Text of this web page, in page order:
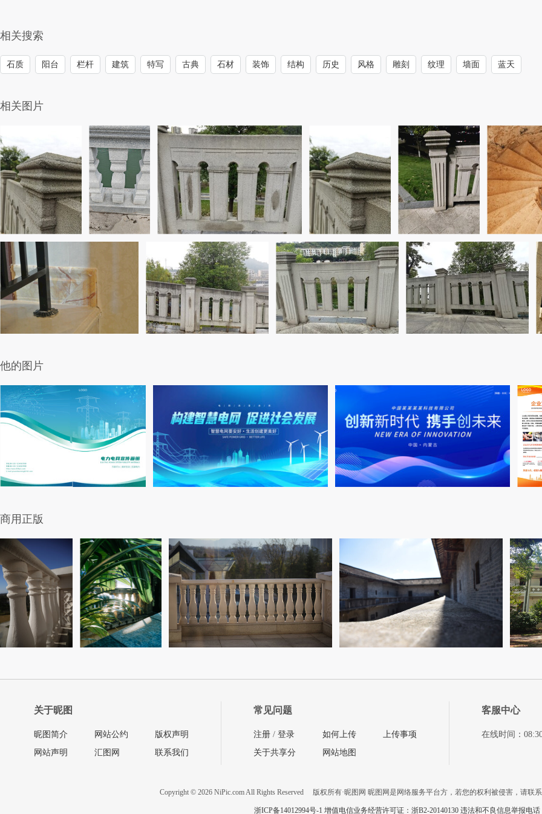
相关搜索
石质 阳台 栏杆 建筑 特写 古典 石材 装饰 结构 历史 风格 雕刻 纹理 墙面 蓝天
相关图片
他的图片
商用正版
关于昵图
昵图简介
网站声明
网站公约
汇图网
版权声明
联系我们
常见问题
注册 / 登录
关于共享分
如何上传
网站地图
上传事项
客服中心
在线时间：
Copyright © 2026 NiPic.com All Rights Reserved 版权所有·昵图网 昵图网是网络服务平台方，若您的权利被侵害，请联
浙ICP备14012994号-1 增值电信业务经营许可证：浙B2-20140130 违法和不良信息举报电话